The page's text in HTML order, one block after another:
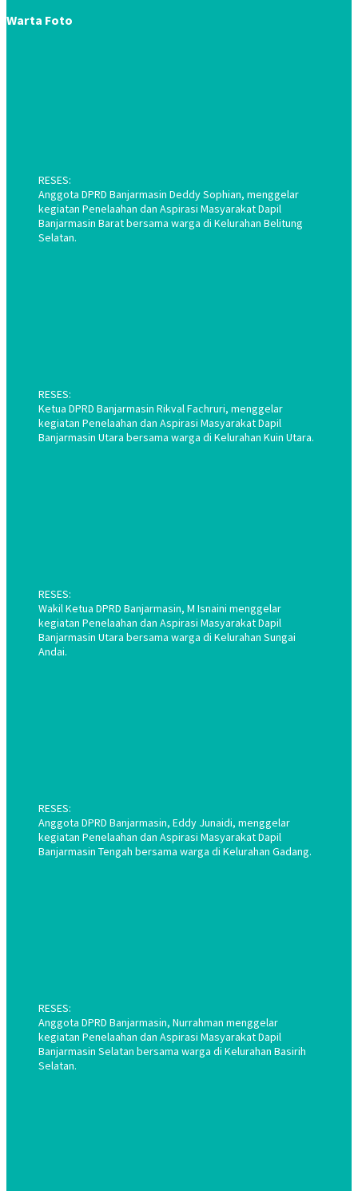
Warta Foto
RESES:
Anggota DPRD Banjarmasin Deddy Sophian, menggelar
kegiatan Penelaahan dan Aspirasi Masyarakat Dapil
Banjarmasin Barat bersama warga di Kelurahan Belitung
Selatan.
RESES:
Ketua DPRD Banjarmasin Rikval Fachruri, menggelar
kegiatan Penelaahan dan Aspirasi Masyarakat Dapil
Banjarmasin Utara bersama warga di Kelurahan Kuin Utara.
RESES:
Wakil Ketua DPRD Banjarmasin, M Isnaini menggelar
kegiatan Penelaahan dan Aspirasi Masyarakat Dapil
Banjarmasin Utara bersama warga di Kelurahan Sungai
Andai.
RESES:
Anggota DPRD Banjarmasin, Eddy Junaidi, menggelar
kegiatan Penelaahan dan Aspirasi Masyarakat Dapil
Banjarmasin Tengah bersama warga di Kelurahan Gadang.
RESES:
Anggota DPRD Banjarmasin, Nurrahman menggelar
kegiatan Penelaahan dan Aspirasi Masyarakat Dapil
Banjarmasin Selatan bersama warga di Kelurahan Basirih
Selatan.